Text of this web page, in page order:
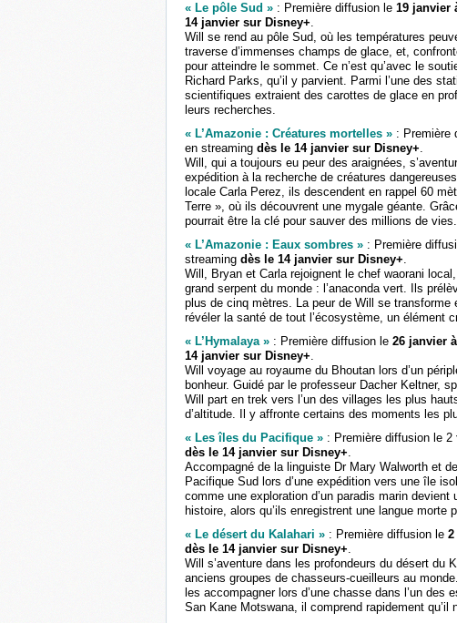
« Le pôle Sud » : Première diffusion le 19 janvier
14 janvier sur Disney+.
Will se rend au pôle Sud, où les températures
traverse d’immenses champs de glace, et,
pour atteindre le sommet. Ce n’est qu’avec le
Richard Parks, qu’il y parvient. Parmi l’une des
scientifiques extraient des carottes de glace en
leurs recherches.
« L’Amazonie : Créatures mortelles » : Première
en streaming dès le 14 janvier sur Disney+.
Will, qui a toujours eu peur des araignées,
expédition à la recherche de créatures
locale Carla Perez, ils descendent en rappel 60
Terre », où ils découvrent une mygale géante.
pourrait être la clé pour sauver des millions de vies.
« L’Amazonie : Eaux sombres » : Première
streaming dès le 14 janvier sur Disney+.
Will, Bryan et Carla rejoignent le chef waorani
grand serpent du monde : l’anaconda vert. Ils
plus de cinq mètres. La peur de Will se
révéler la santé de tout l’écosystème, un élément
« L’Hymalaya » : Première diffusion le 26 janvier
14 janvier sur Disney+.
Will voyage au royaume du Bhoutan lors d’un
bonheur. Guidé par le professeur Dacher Keltner,
Will part en trek vers l’un des villages les plus
d’altitude. Il y affronte certains des moments les
« Les îles du Pacifique » : Première diffusion le 2
dès le 14 janvier sur Disney+.
Accompagné de la linguiste Dr Mary Walworth et
Pacifique Sud lors d’une expédition vers une île
comme une exploration d’un paradis marin
histoire, alors qu’ils enregistrent une langue morte
« Le désert du Kalahari » : Première diffusion le 2
dès le 14 janvier sur Disney+.
Will s’aventure dans les profondeurs du désert du
anciens groupes de chasseurs-cueilleurs au
les accompagner lors d’une chasse dans l’un
San Kane Motswana, il comprend rapidement qu’il